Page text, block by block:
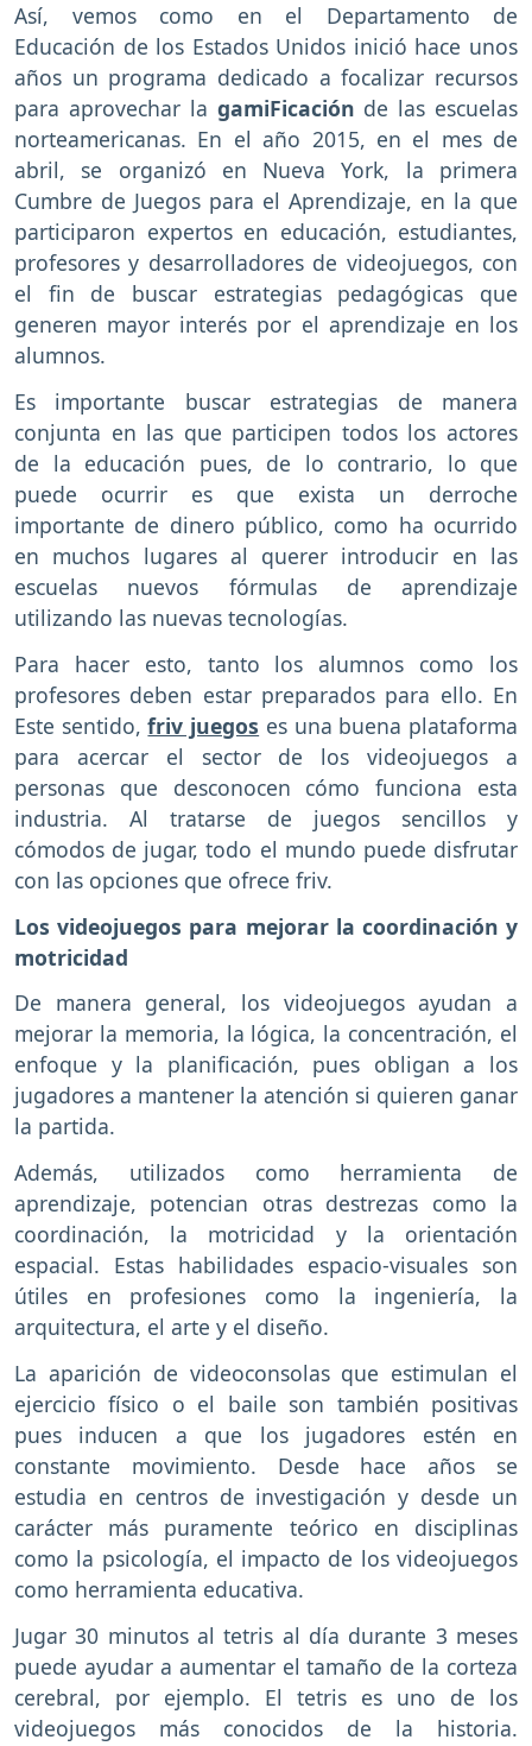
Así, vemos como en el Departamento de
Educación de los Estados Unidos inició hace unos
años un programa dedicado a focalizar recursos
para aprovechar la gamiFicación de las escuelas
norteamericanas. En el año 2015, en el mes de
abril, se organizó en Nueva York, la primera
Cumbre de Juegos para el Aprendizaje, en la que
participaron expertos en educación, estudiantes,
profesores y desarrolladores de videojuegos, con
el fin de buscar estrategias pedagógicas que
generen mayor interés por el aprendizaje en los
alumnos.
Es importante buscar estrategias de manera
conjunta en las que participen todos los actores
de la educación pues, de lo contrario, lo que
puede ocurrir es que exista un derroche
importante de dinero público, como ha ocurrido
en muchos lugares al querer introducir en las
escuelas nuevos fórmulas de aprendizaje
utilizando las nuevas tecnologías.
Para hacer esto, tanto los alumnos como los
profesores deben estar preparados para ello. En
Este sentido,friv juegos es una buena plataforma
para acercar el sector de los videojuegos a
personas que desconocen cómo funciona esta
industria. Al tratarse de juegos sencillos y
cómodos de jugar, todo el mundo puede disfrutar
con las opciones que ofrece friv.
Los videojuegos para mejorar la coordinación y
motricidad
De manera general, los videojuegos ayudan a
mejorar la memoria, la lógica, la concentración, el
enfoque y la planificación, pues obligan a los
jugadores a mantener la atención si quieren ganar
la partida.
Además, utilizados como herramienta de
aprendizaje, potencian otras destrezas como la
coordinación, la motricidad y la orientación
espacial. Estas habilidades espacio-visuales son
útiles en profesiones como la ingeniería, la
arquitectura, el arte y el diseño.
La aparición de videoconsolas que estimulan el
ejercicio físico o el baile son también positivas
pues inducen a que los jugadores estén en
constante movimiento. Desde hace años se
estudia en centros de investigación y desde un
carácter más puramente teórico en disciplinas
como la psicología, el impacto de los videojuegos
como herramienta educativa.
Jugar 30 minutos al tetris al día durante 3 meses
puede ayudar a aumentar el tamaño de la corteza
cerebral, por ejemplo. El tetris es uno de los
videojuegos más conocidos de la historia.